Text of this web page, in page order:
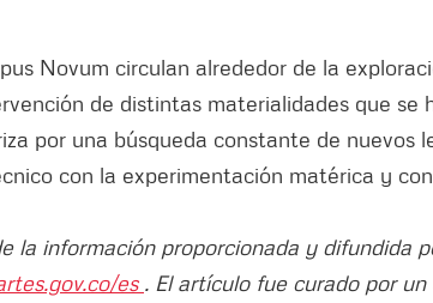
Novum circulan alrededor de la
de distintas materialidades que se
por una búsqueda constante de nuevos
con la experimentación matérica y
la información proporcionada y difundida
es . El artículo fue curado por un